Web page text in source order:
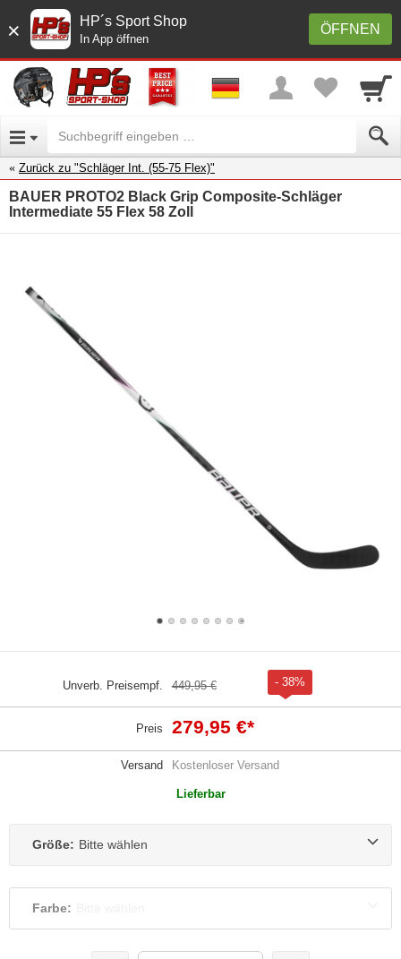
× ÖFFNEN
HP´s Sport Shop
In App öffnen
Zurück zu "Schläger Int. (55-75 Flex)"
BAUER PROTO2 Black Grip Composite-Schläger
Intermediate 55 Flex 58 Zoll
Unverb. Preisempf. 449,95 € - 38%
Preis 279,95 €*
Versand Kostenloser Versand
Lieferbar
Größe: Bitte wählen
Farbe: